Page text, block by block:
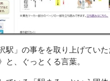
沢駅」の事をを取り上げてい
と、ぐっとくる言葉。